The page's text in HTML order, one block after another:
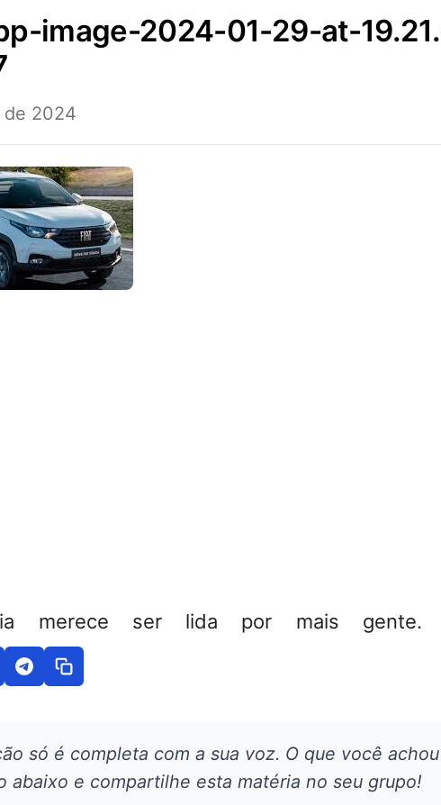
2024
merece ser lida por mais gente.
só é completa com a sua voz. O que você
abaixo e compartilhe esta matéria no seu grupo!